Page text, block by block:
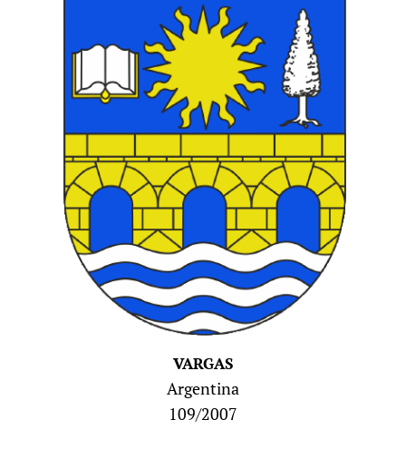
VARGAS
Argentina
109/2007